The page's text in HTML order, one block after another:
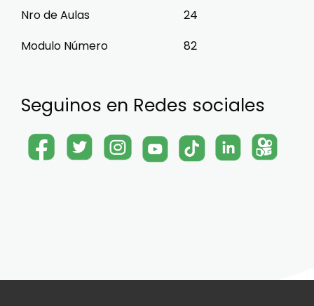
Nro de Aulas
24
Modulo Número
82
Seguinos en Redes sociales